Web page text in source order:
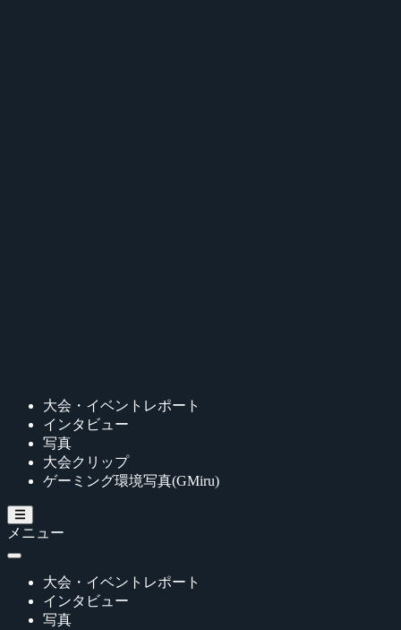
大会・イベントレポート
インタビュー
写真
大会クリップ
ゲーミング環境写真(GMiru)
メニュー
大会・イベントレポート
インタビュー
写真